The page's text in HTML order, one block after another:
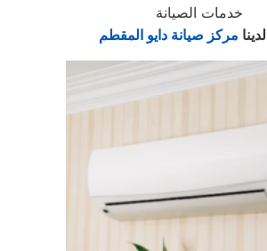
خدمات الصيانة
مركز صيانة دايو المقطم